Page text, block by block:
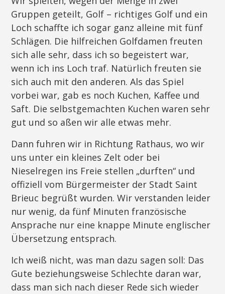
Gruppen geteilt, Golf – richtiges Golf und ein
Loch schaffte ich sogar ganz alleine mit fünf
Schlägen. Die hilfreichen Golfdamen freuten
sich alle sehr, dass ich so begeistert war,
wenn ich ins Loch traf. Natürlich freuten sie
sich auch mit den anderen. Als das Spiel
vorbei war, gab es noch Kuchen, Kaffee und
Saft. Die selbstgemachten Kuchen waren sehr
gut und so aßen wir alle etwas mehr.
Dann fuhren wir in Richtung Rathaus, wo wir
uns unter ein kleines Zelt oder bei
Nieselregen ins Freie stellen „durften“ und
offiziell vom Bürgermeister der Stadt Saint
Brieuc begrüßt wurden. Wir verstanden leider
nur wenig, da fünf Minuten französische
Ansprache nur eine knappe Minute englischer
Übersetzung entsprach.
Ich weiß nicht, was man dazu sagen soll: Das
Gute beziehungsweise Schlechte daran war,
dass man sich nach dieser Rede sich wieder